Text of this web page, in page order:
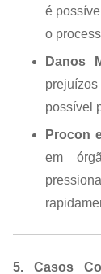
é
o
Danos
possível
Procon
em
5. Casos